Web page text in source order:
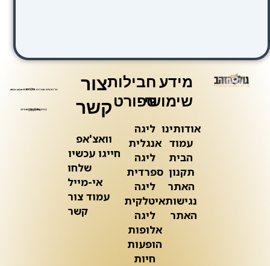
מידע
שימושי
אודותינו
עמוד
הבית
תקנון
האתר
נגישות
האתר
חבילות
ספורט
ליגה
אנגלית
ליגה
ספרדית
ליגה
איטלקית
ליגה
אלופות
הופעות
חיות
צור
קשר
וואצ'אפ
חייגו עכשיו
שלחו
אי-מייל
עמוד צור
קשר